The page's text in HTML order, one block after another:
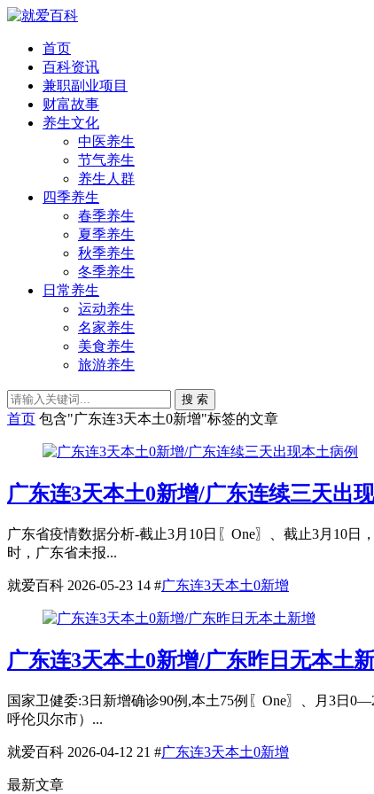
首页
百科资讯
兼职副业项目
财富故事
养生文化
中医养生
节气养生
养生人群
四季养生
春季养生
夏季养生
秋季养生
冬季养生
日常养生
运动养生
名家养生
美食养生
旅游养生
搜 索
首页 包含"广东连3天本土0新增"标签的文章
广东连3天本土0新增/广东连续三天出
广东省疫情数据分析-截止3月10日〖One〗、截止3月10
时，广东省未报...
就爱百科 2026-05-23 14 #广东连3天本土0新增
广东连3天本土0新增/广东昨日无本土
国家卫健委:3日新增确诊90例,本土75例〖One〗、月3日
呼伦贝尔市）...
就爱百科 2026-04-12 21 #广东连3天本土0新增
最新文章